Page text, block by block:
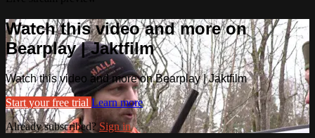
Watch this video and more on
Bearplay | Jaktfilm
Watch this video and more on Bearplay | Jaktfilm
Start your free trial Learn more
Already subscribed? Sign in